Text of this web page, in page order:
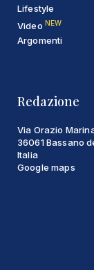
Lifestyle
Video NEW
Argomenti
Redazione
Via Orazio
36061 Bassano
Italia
Google maps